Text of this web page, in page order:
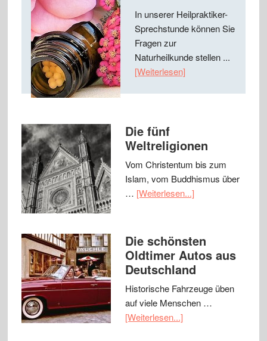
In unserer Heilpraktiker-
Sprechstunde können Sie
Fragen zur
Naturheilkunde stellen ...
[Weiterlesen]
Die fünf
Weltreligionen
Vom Christentum bis zum
Islam, vom Buddhismus über
… [Weiterlesen...]
Die schönsten
Oldtimer Autos aus
Deutschland
Historische Fahrzeuge üben
auf viele Menschen …
[Weiterlesen...]